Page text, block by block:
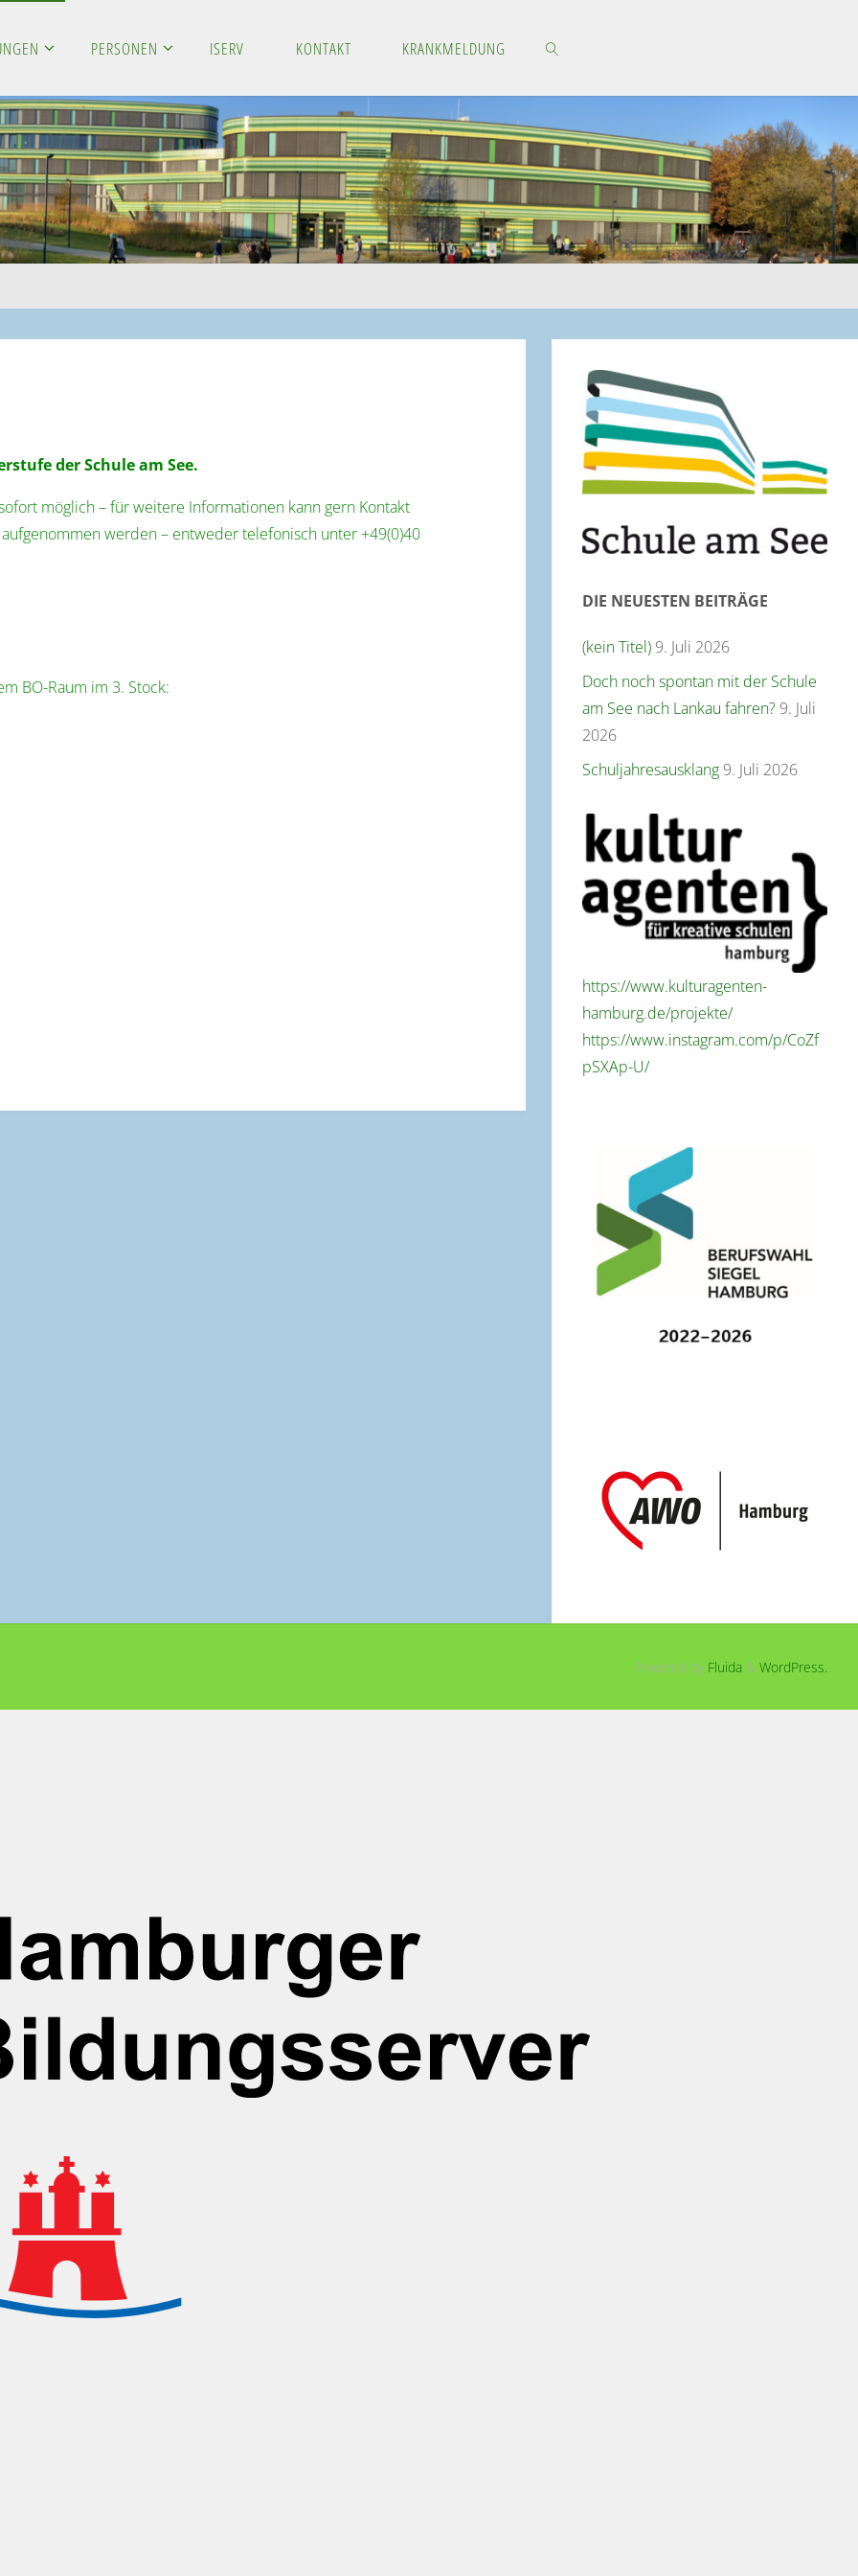
PERSONEN ISERV KONTAKT KRANKMELDUNG
SEARCH
der Schule am See.
möglich – für weitere Informationen kann gern Kontakt
aufgenommen werden – entweder telefonisch unter +49(0)40
BO-Raum im 3. Stock:
DIE NEUESTEN BEITRÄGE
(kein Titel) 9. Juli 2026
Doch noch spontan mit der Schule
am See nach Lankau fahren? 9. Juli
2026
Schuljahresausklang 9. Juli 2026
https://www.kulturagenten-
hamburg.de/projekte/
https://www.instagram.com/p/CoZf
pSXAp-U/
Powered byFluida & WordPress.